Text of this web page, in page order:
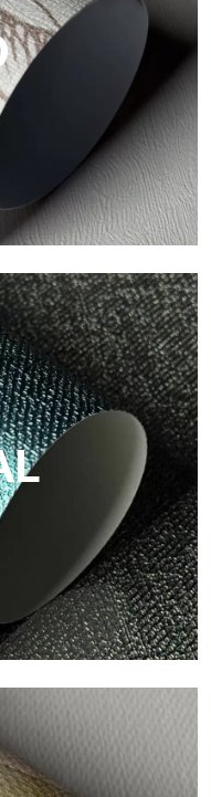
Tapete aus
ohne PVC, mit
mit
Gold-, Silber-, Kupfer-